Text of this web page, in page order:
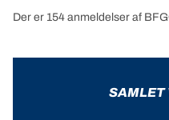
Der er 154 anmeldelser af
SAMLET